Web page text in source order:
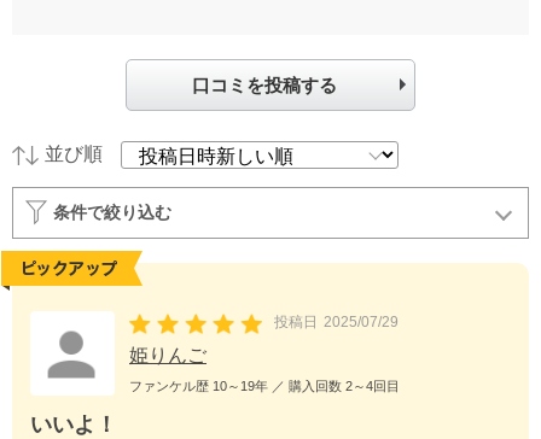
口コミを投稿する
並び順
条件で絞り込む
投稿日 2025/07/29
姫りんご
ファンケル歴 10～19年 ／ 購入回数 2～4回目
いいよ！